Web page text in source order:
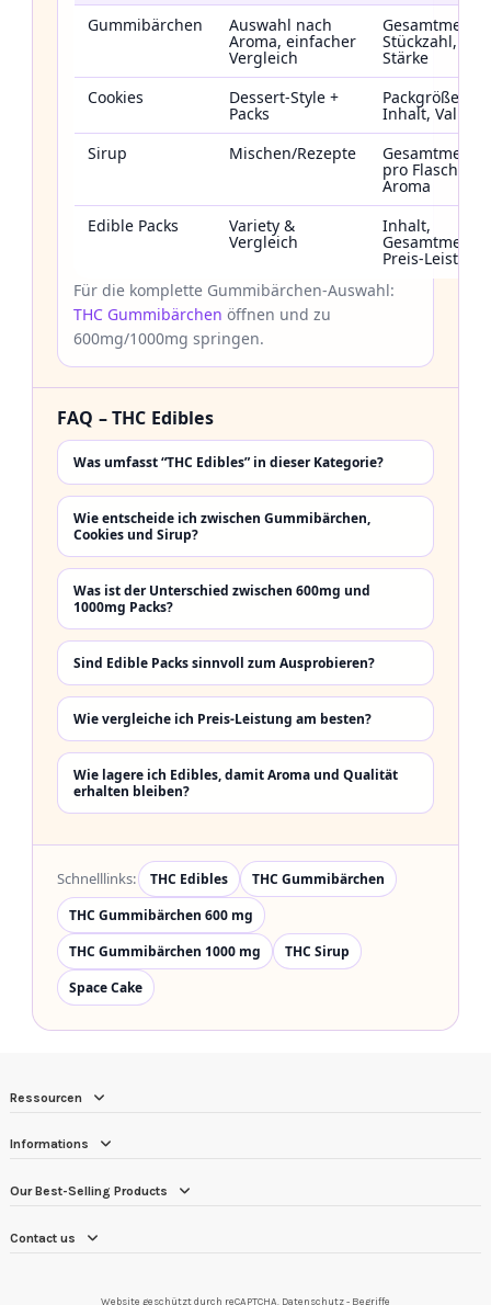
Gummibärchen
Auswahl nach
Aroma, einfacher
Vergleich
Stückzahl,
Stärke
Cookies
Dessert-Style +
Packs
Packgröße,
Inhalt, Value
Sirup
Mischen/Rezepte Gesamtmenge
pro Flasche,
Aroma
Edible Packs
Variety &
Vergleich
Inhalt,
Preis-Leistung
Für die komplette Gummibärchen-Auswahl:
THC Gummibärchen öffnen und zu
600mg/1000mg springen.
FAQ – THC Edibles
Was umfasst “THC Edibles” in dieser Kategorie?
Wie entscheide ich zwischen Gummibärchen,
Cookies und Sirup?
Was ist der Unterschied zwischen 600mg und
1000mg Packs?
Sind Edible Packs sinnvoll zum Ausprobieren?
Wie vergleiche ich Preis-Leistung am besten?
Wie lagere ich Edibles, damit Aroma und Qualität
erhalten bleiben?
Schnelllinks: THC Edibles
THC Gummibärchen
THC Gummibärchen 600 mg
THC Gummibärchen 1000 mg
THC Sirup
Space Cake
Ressourcen
Informations
Our Best-Selling Products
Contact us
Website geschützt durch reCAPTCHA. Datenschutz- Begriffe